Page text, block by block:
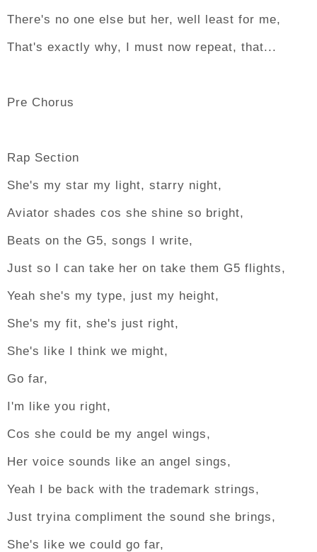
There's no one else but her, well least for me,
That's exactly why, I must now repeat, that...
Pre Chorus
Rap Section
She's my star my light, starry night,
Aviator shades cos she shine so bright,
Beats on the G5, songs I write,
Just so I can take her on take them G5 flights,
Yeah she's my type, just my height,
She's my fit, she's just right,
She's like I think we might,
Go far,
I'm like you right,
Cos she could be my angel wings,
Her voice sounds like an angel sings,
Yeah I be back with the trademark strings,
Just tryina compliment the sound she brings,
She's like we could go far,